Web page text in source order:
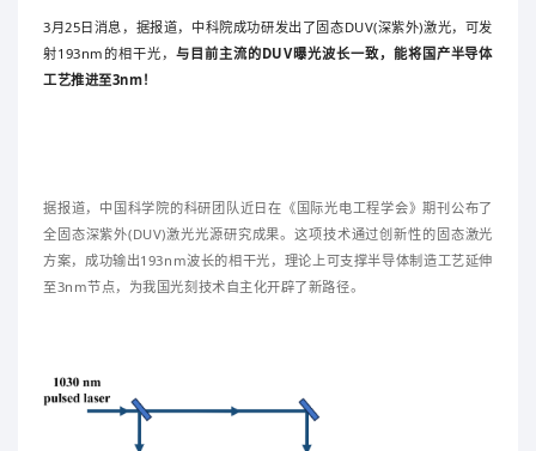
3月25日消息，据报道，中科院成功研发出了固态DUV(深紫外)激光，可发
射193nm的相干光， 与目前主流的DUV曝光波长一致，能将国产半导体
工艺推进至3nm！
据报道，中国科学院的科研团队近日在《国际光电工程学会》期刊公布了
全固态深紫外(DUV)激光光源研究成果。这项技术通过创新性的固态激光
方案，成功输出193nm波长的相干光，理论上可支撑半导体制造工艺延伸
至3nm节点，为我国光刻技术自主化开辟了新路径。